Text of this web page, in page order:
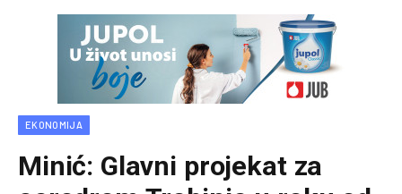
EKONOMIJA
Minić: Glavni projekat za